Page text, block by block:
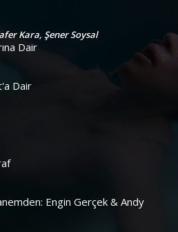
Kara, Şener Soysal
Dair
Dair
Engin Gerçek & Andy